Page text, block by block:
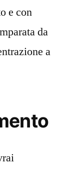
e con
da
a